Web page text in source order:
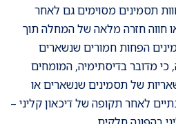
תסמינים מסוימים גם לאחר
או חווה חזרה מלאה של המחלה תוך
הפחות חמורים שנשארים
כי מדובר בדיסתימיה, המומחים
של תסמינים שנשארים או
לאחר תקופה של דיכאון קליני –